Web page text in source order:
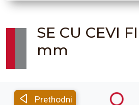
SE CU CEVI
mm
Prethodni